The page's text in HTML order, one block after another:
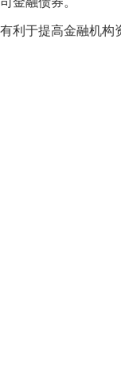
于提高金融机构